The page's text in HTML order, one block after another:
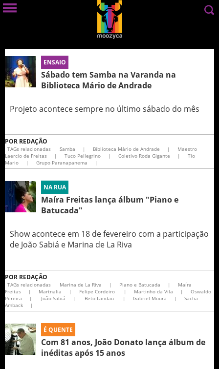
ENSAIO
Sábado tem Samba na Varanda na
Biblioteca Mário de Andrade
Projeto acontece sempre no último sábado do mês
POR REDAÇÃO
TAGs relacionadas Samba | Biblioteca Mário de Andrade |
Maestro
Laercio de Freitas
| Tuco Pellegrino | Coletivo Roda Gigante |
Tio
Mario
| Grupo Paranapanema |
NA RUA
Maíra Freitas lança álbum "Piano e
Batucada"
Show acontece em 18 de fevereiro com a participação
de João Sabiá e Marina de La Riva
POR REDAÇÃO
TAGs relacionadas Marina de La Riva | Piano e Batucada |
Maíra
Freitas
| Martnalia | Felipe Cordeiro | Martinho da Vila |
Oswaldo
Pereira
| João Sabiá | Beto Landau | Gabriel Moura |
Sacha
Amback
|
É QUENTE
Com 81 anos, João Donato lança álbum de
inéditas após 15 anos